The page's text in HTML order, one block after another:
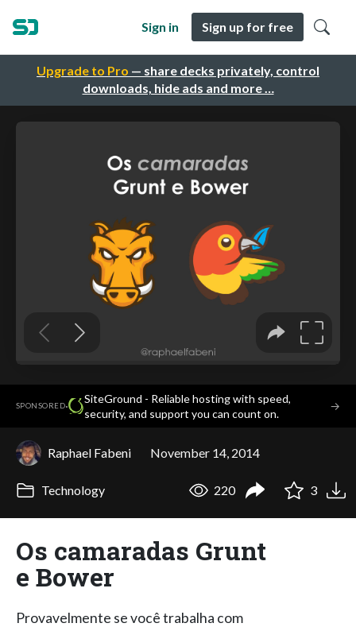
Upgrade to Pro — share decks privately, control
downloads, hide ads and more …
Sign in Sign up for free
SPONSORED·
SiteGround - Reliable hosting with speed,
security, and support you can count on.
→
Raphael Fabeni November 14, 2014
Technology 220 3
Os camaradas Grunt
e Bower
Provavelmente se você trabalha com